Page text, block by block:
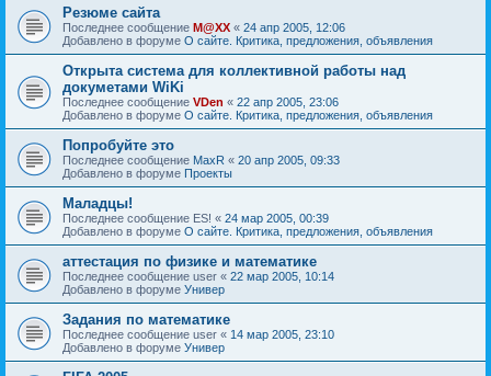
Резюме сайта
Последнее сообщение M@XX « 24 апр 2005, 12:06
Добавлено в форуме О сайте. Критика, предложения, объявления
Открыта система для коллективной работы над
докуметами WiKi
Последнее сообщение VDen « 22 апр 2005, 23:06
Добавлено в форуме О сайте. Критика, предложения, объявления
Попробуйте это
Последнее сообщение MaxR « 20 апр 2005, 09:33
Добавлено в форуме Проекты
Маладцы!
Последнее сообщение ES! « 24 мар 2005, 00:39
Добавлено в форуме О сайте. Критика, предложения, объявления
аттестация по физике и математике
Последнее сообщение user « 22 мар 2005, 10:14
Добавлено в форуме Универ
Задания по математике
Последнее сообщение user « 14 мар 2005, 23:10
Добавлено в форуме Универ